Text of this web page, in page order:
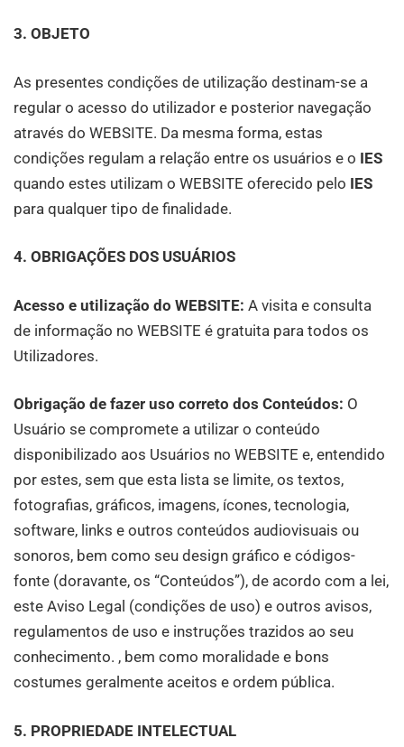
3. OBJETO
As presentes condições de utilização destinam-se a
regular o acesso do utilizador e posterior navegação
através do WEBSITE. Da mesma forma, estas
condições regulam a relação entre os usuários e o IES
quando estes utilizam o WEBSITE oferecido pelo IES
para qualquer tipo de finalidade.
4. OBRIGAÇÕES DOS USUÁRIOS
Acesso e utilização do WEBSITE: A visita e consulta
de informação no WEBSITE é gratuita para todos os
Utilizadores.
Obrigação de fazer uso correto dos Conteúdos: O
Usuário se compromete a utilizar o conteúdo
disponibilizado aos Usuários no WEBSITE e, entendido
por estes, sem que esta lista se limite, os textos,
fotografias, gráficos, imagens, ícones, tecnologia,
software, links e outros conteúdos audiovisuais ou
sonoros, bem como seu design gráfico e códigos-
fonte (doravante, os “Conteúdos”), de acordo com a lei,
este Aviso Legal (condições de uso) e outros avisos,
regulamentos de uso e instruções trazidos ao seu
conhecimento. , bem como moralidade e bons
costumes geralmente aceitos e ordem pública.
5. PROPRIEDADE INTELECTUAL